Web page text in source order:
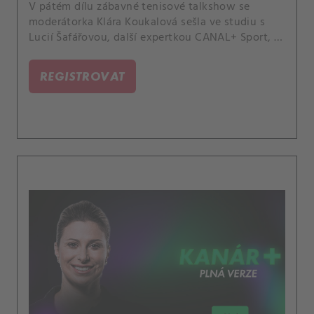
V pátém dílu zábavné tenisové talkshow se
moderátorka Klára Koukalová sešla ve studiu s
Lucií Šafářovou, další expertkou CANAL+ Sport, a
Strýcovou. Probraly třeba i partnerské vztahy
profesionálních hráček.
REGISTROVAT